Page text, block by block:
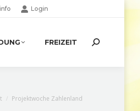
Login
FREIZEIT Search:
sich hier:
Projektwoche Zahlenland